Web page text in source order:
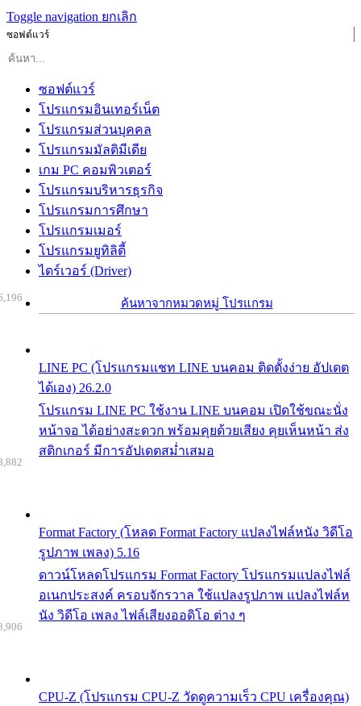
Toggle navigation ยกเลิก
ซอฟต์แวร์
ซอฟต์แวร์
โปรแกรมอินเทอร์เน็ต
โปรแกรมส่วนบุคคล
โปรแกรมมัลติมีเดีย
เกม PC คอมพิวเตอร์
โปรแกรมบริหารธุรกิจ
โปรแกรมการศึกษา
โปรแกรมเมอร์
โปรแกรมยูทิลิตี้
ไดร์เวอร์ (Driver)
ค้นหาจากหมวดหมู่ โปรแกรม
LINE PC (โปรแกรมแชท LINE บนคอม ติดตั้งง่าย อัปเดต
ได้เอง) 26.2.0
โปรแกรม LINE PC ใช้งาน LINE บนคอม เปิดใช้ขณะนั่ง
หน้าจอ ได้อย่างสะดวก พร้อมคุยด้วยเสียง คุยเห็นหน้า ส่ง
สติกเกอร์ มีการอัปเดตสม่ำเสมอ
Format Factory (โหลด Format Factory แปลงไฟล์หนัง วิดีโอ
รูปภาพ เพลง) 5.16
ดาวน์โหลดโปรแกรม Format Factory โปรแกรมแปลงไฟล์
อเนกประสงค์ ครอบจักรวาล ใช้แปลงรูปภาพ แปลงไฟล์ห
นัง วิดีโอ เพลง ไฟล์เสียงออดิโอ ต่าง ๆ
CPU-Z (โปรแกรม CPU-Z วัดดูความเร็ว CPU เครื่องคุณ)